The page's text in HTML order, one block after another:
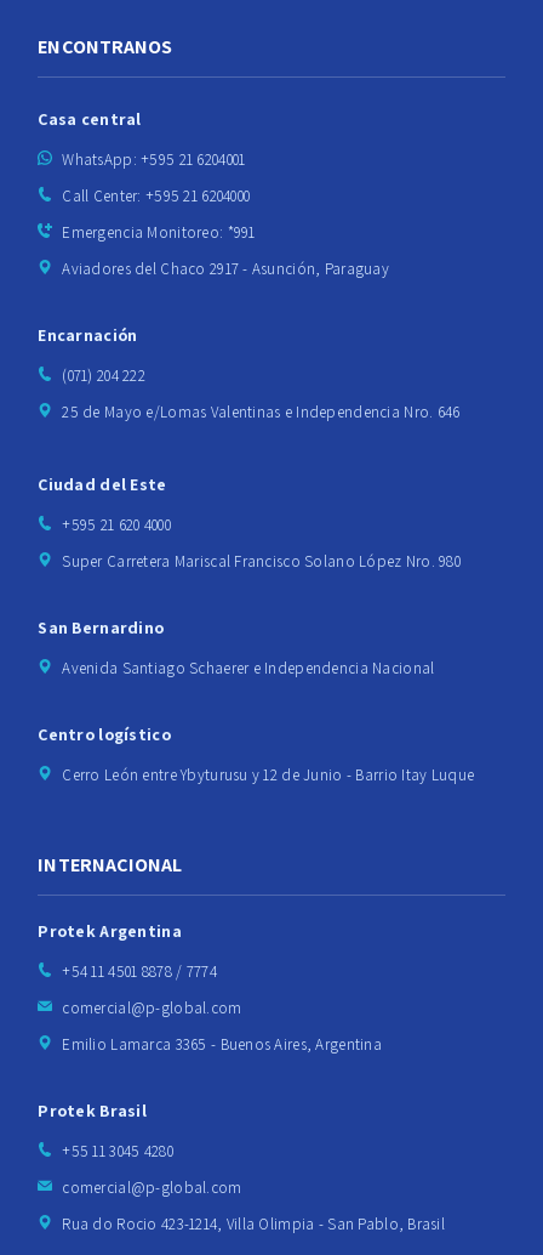
ENCONTRANOS
Casa central
WhatsApp: +595 21 6204001
Call Center: +595 21 6204000
Emergencia Monitoreo: *991
Aviadores del Chaco 2917 - Asunción, Paraguay
Encarnación
(071) 204 222
25 de Mayo e/Lomas Valentinas e Independencia Nro. 646
Ciudad del Este
+595 21 620 4000
Super Carretera Mariscal Francisco Solano López Nro. 980
San Bernardino
Avenida Santiago Schaerer e Independencia Nacional
Centro logístico
Cerro León entre Ybyturusu y 12 de Junio - Barrio Itay Luque
INTERNACIONAL
Protek Argentina
+54 11 4501 8878 / 7774
comercial@p-global.com
Emilio Lamarca 3365 - Buenos Aires, Argentina
Protek Brasil
+55 11 3045 4280
comercial@p-global.com
Rua do Rocio 423-1214, Villa Olimpia - San Pablo, Brasil